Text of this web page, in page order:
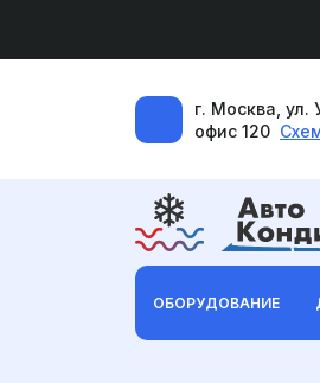
г. Москва, ул.
офис 120
ОБОРУДОВАНИЕ